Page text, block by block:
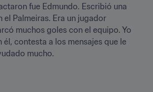
fue Edmundo. Escribió una
el Palmeiras. Era un jugador
muchos goles con el equipo. Yo
él, contesta a los mensajes que le
mucho.